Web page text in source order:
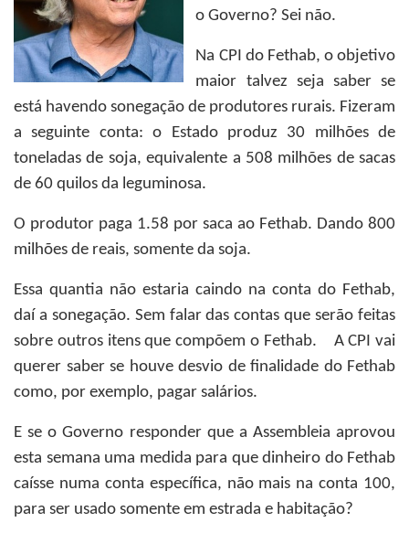
o Governo? Sei não.
Na CPI do Fethab, o objetivo
maior talvez seja saber se
está havendo sonegação de produtores rurais. Fizeram
a seguinte conta: o Estado produz 30 milhões de
toneladas de soja, equivalente a 508 milhões de sacas
de 60 quilos da leguminosa.
O produtor paga 1.58 por saca ao Fethab. Dando 800
milhões de reais, somente da soja.
Essa quantia não estaria caindo na conta do Fethab,
daí a sonegação. Sem falar das contas que serão feitas
sobre outros itens que compõem o Fethab. A CPI vai
querer saber se houve desvio de finalidade do Fethab
como, por exemplo, pagar salários.
E se o Governo responder que a Assembleia aprovou
esta semana uma medida para que dinheiro do Fethab
caísse numa conta específica, não mais na conta 100,
para ser usado somente em estrada e habitação?